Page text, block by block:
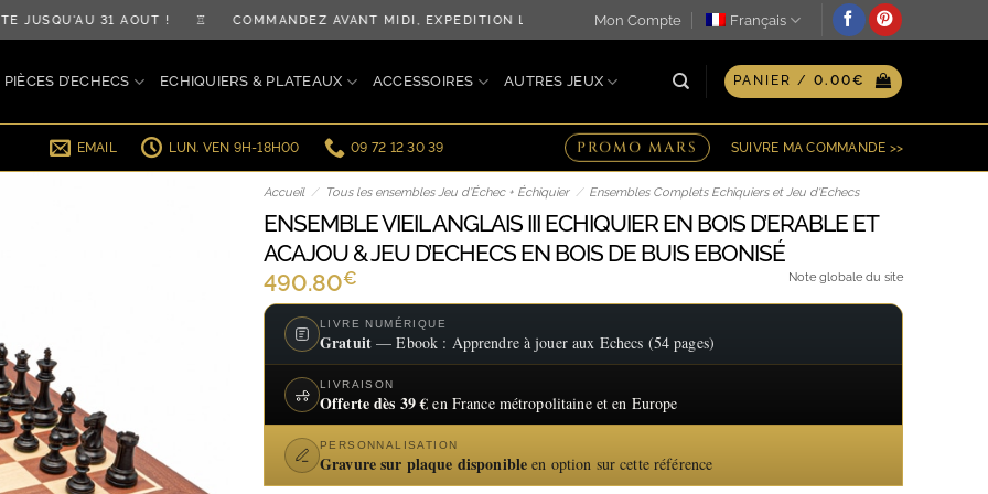
JUSQU'AU 31 AOÛT ! ♖ COMMANDEZ AVANT MIDI, EXPÉDITION LE JOUR MÊME ♖ OPTION GRAVURE PERSONNALISÉE
Mon Compte Français
PIÈCES D’ECHECS ECHIQUIERS & PLATEAUX ACCESSOIRES AUTRES JEUX PANIER / 0.00€
EMAIL LUN. VEN 9H-18H00 09 72 12 30 39 PROMO MARS SUIVRE MA COMMANDE >>
Accueil / Tous les ensembles Jeu d’Échec + Échiquier / Ensembles Complets Echiquiers et Jeu d'Echecs
ENSEMBLE VIEIL ANGLAIS III ECHIQUIER EN BOIS D’ERABLE ET
ACAJOU & JEU D’ECHECS EN BOIS DE BUIS EBONISÉ
490.80€ Note globale du site
LIVRE NUMÉRIQUE
Gratuit— Ebook : Apprendre à jouer aux Echecs (54 pages)
LIVRAISON
Offerte dès 39 € en France métropolitaine et en Europe
PERSONNALISATION
Gravure sur plaque disponible en option sur cette référence